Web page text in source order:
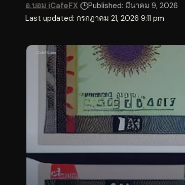
Last updated: กรกฎาคม 21, 2026 9:11 pm
อ.บอม iCafeFX Published: มีนาคม 9, 2026